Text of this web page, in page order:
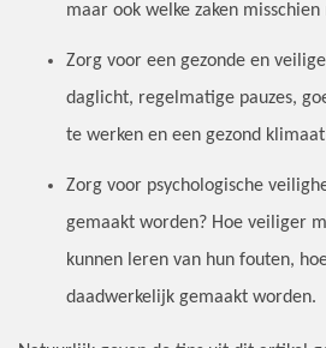
maar ook welke zaken
Zorg voor een gezonde en
daglicht, regelmatige pauzes,
te werken en een gezond
Zorg voor psychologische
gemaakt worden? Hoe veiliger
kunnen leren van hun fouten,
daadwerkelijk gemaakt worden.